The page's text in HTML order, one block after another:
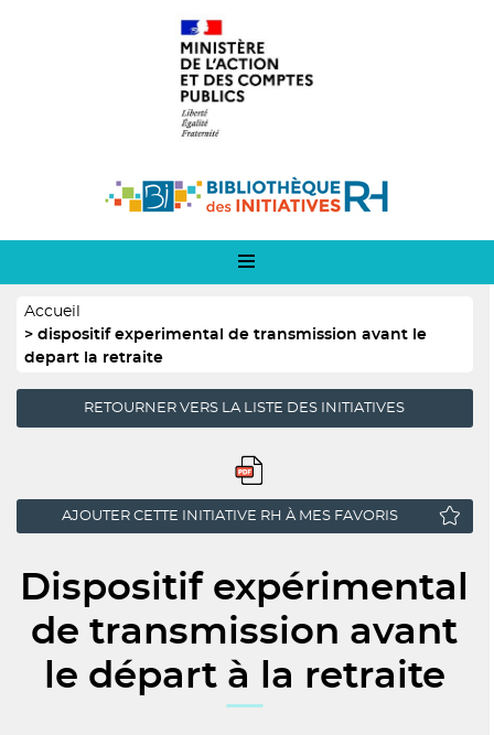
Logo
Fil
d'Ariane
Accueil
dispositif experimental de transmission avant le
depart la retraite
RETOURNER VERS LA LISTE DES INITIATIVES
AJOUTER CETTE INITIATIVE RH À MES FAVORIS
Dispositif expérimental
de transmission avant
le départ à la retraite